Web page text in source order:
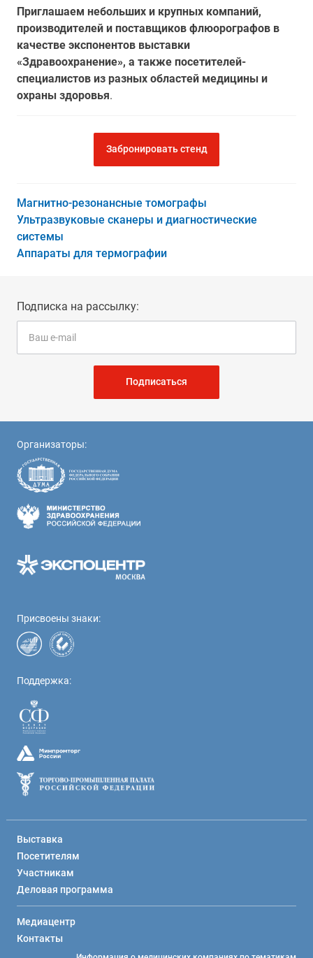
Приглашаем небольших и крупных компаний,
производителей и поставщиков флюорографов в
качестве экспонентов выставки
«Здравоохранение», а также посетителей-
специалистов из разных областей медицины и
охраны здоровья.
Забронировать стенд
Магнитно-резонансные томографы
Ультразвуковые сканеры и диагностические
системы
Аппараты для термографии
Подписка на рассылку:
Подписаться
Организаторы:
Присвоены знаки:
Поддержка:
Выставка
Посетителям
Участникам
Деловая программа
Медиацентр
Контакты